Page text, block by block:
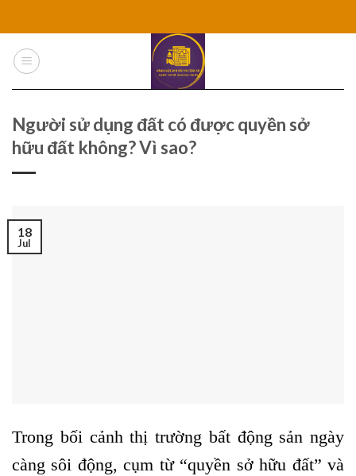
content
Người sử dụng đất có được quyền sở
hữu đất không? Vì sao?
18
Jul
Trong bối cảnh thị trường bất động sản ngày
càng sôi động, cụm từ “quyền sở hữu đất” và